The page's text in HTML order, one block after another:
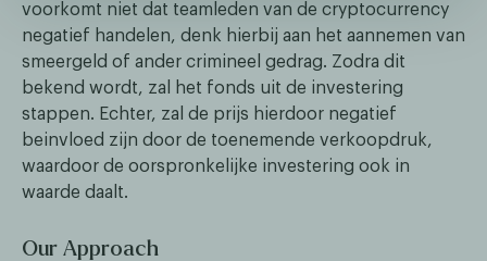
voorkomt niet dat teamleden van de cryptocurrency
negatief handelen, denk hierbij aan het aannemen van
smeergeld of ander crimineel gedrag. Zodra dit
bekend wordt, zal het fonds uit de investering
stappen. Echter, zal de prijs hierdoor negatief
beinvloed zijn door de toenemende verkoopdruk,
waardoor de oorspronkelijke investering ook in
waarde daalt.
Our Approach